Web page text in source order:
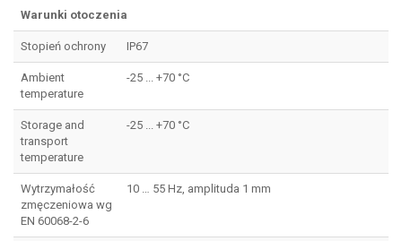
Warunki otoczenia
Stopień ochrony IP67
Ambient
temperature
-25 ... +70 °C
Storage and
transport
temperature
-25 ... +70 °C
Wytrzymałość
zmęczeniowa wg
EN 60068-2-6
10 … 55 Hz, amplituda 1 mm